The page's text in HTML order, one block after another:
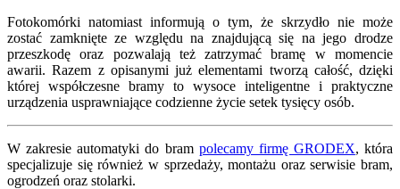
Fotokomórki natomiast informują o tym, że skrzydło nie może
zostać zamknięte ze względu na znajdującą się na jego drodze
przeszkodę oraz pozwalają też zatrzymać bramę w momencie
awarii. Razem z opisanymi już elementami tworzą całość, dzięki
której współczesne bramy to wysoce inteligentne i praktyczne
urządzenia usprawniające codzienne życie setek tysięcy osób.
W zakresie automatyki do bram polecamy firmę GRODEX, która
specjalizuje się również w sprzedaży, montażu oraz serwisie bram,
ogrodzeń oraz stolarki.